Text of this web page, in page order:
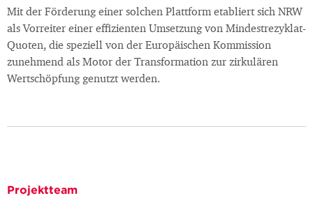
Mit der Förderung einer solchen Plattform etabliert sich NRW
als Vorreiter einer effizienten Umsetzung von Mindestrezyklat-
Quoten, die speziell von der Europäischen Kommission
zunehmend als Motor der Transformation zur zirkulären
Wertschöpfung genutzt werden.
Projektteam